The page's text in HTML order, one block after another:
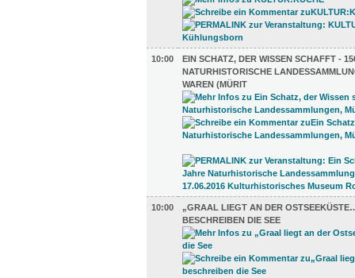
10:00
EIN SCHATZ, DER WISSEN SCHAFFT -
NATURHISTORISCHE
WAREN (MÜRIT
10:00
„GRAAL LIEGT AN DER
BESCHREIBEN DIE SEE